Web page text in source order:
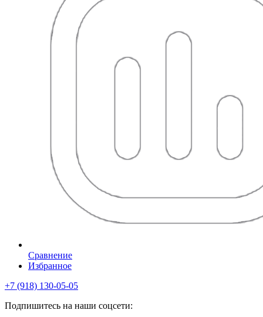
Сравнение
Избранное
+7 (918) 130-05-05
Подпишитесь на наши соцсети: